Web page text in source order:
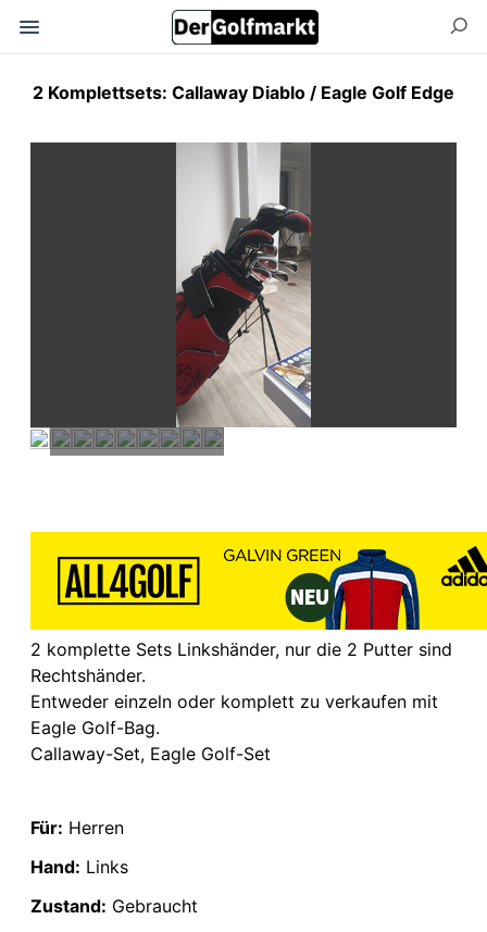
2 Komplettsets: Callaway Diablo / Eagle Golf Edge
2 komplette Sets Linkshänder, nur die 2 Putter sind
Rechtshänder.
Entweder einzeln oder komplett zu verkaufen mit
Eagle Golf-Bag.
Callaway-Set, Eagle Golf-Set
Für: Herren
Hand: Links
Zustand: Gebraucht